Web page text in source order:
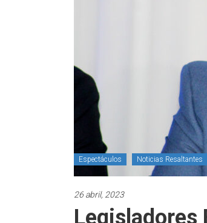
Espectáculos Noticias Resaltantes
26 abril, 2023
Legisladores